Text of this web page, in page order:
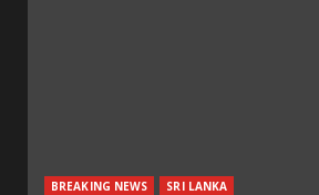
BREAKING NEWS SRI LANKA